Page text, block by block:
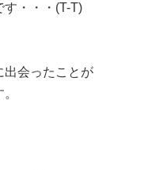
す・・・(T-T)
出会ったことが